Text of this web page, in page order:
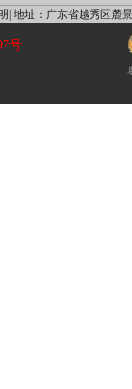
| 地址：广东省越秀区麓
号